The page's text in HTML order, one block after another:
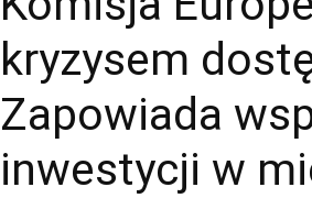
kryzysem
Zapowiada
inwestycji w